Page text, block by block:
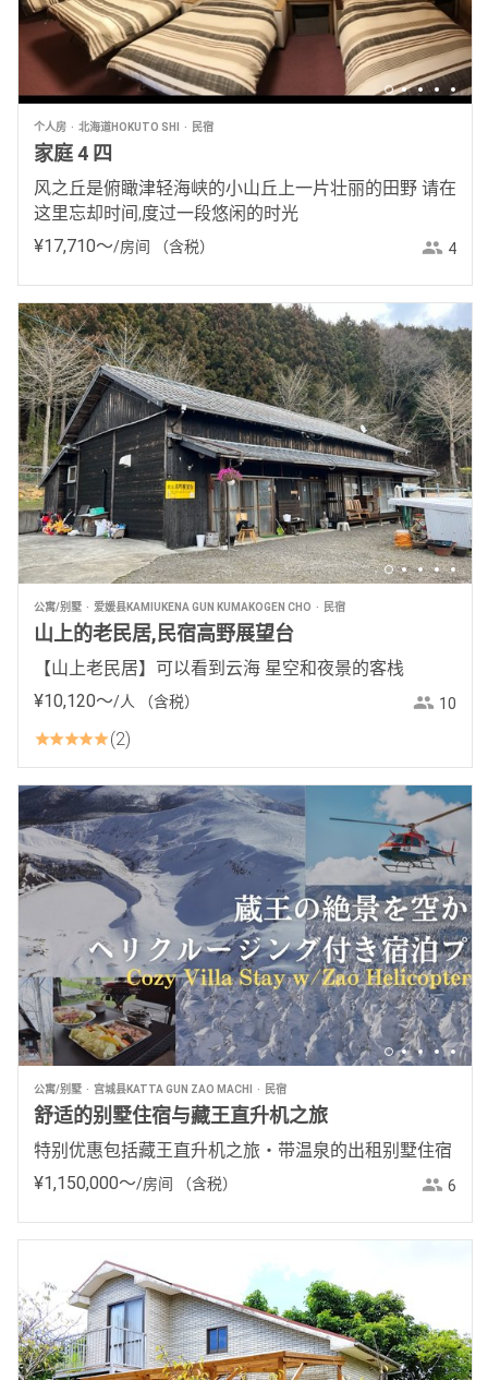
个人房 北海道HOKUTO SHI 民宿
家庭 4 四
风之丘是俯瞰津轻海峡的小山丘上一片壮丽的田野 请在
这里忘却时间,度过一段悠闲的时光
¥17,710〜/房间 （含税） 4
公寓/别墅 爱媛县KAMIUKENA GUN KUMAKOGEN CHO 民宿
山上的老民居,民宿高野展望台
【山上老民居】可以看到云海 星空和夜景的客栈
¥10,120〜/人 （含税） 10
2
公寓/别墅 宫城县KATTA GUN ZAO MACHI 民宿
舒适的别墅住宿与藏王直升机之旅
特别优惠包括藏王直升机之旅・带温泉的出租别墅住宿
¥1,150,000〜/房间 （含税） 6